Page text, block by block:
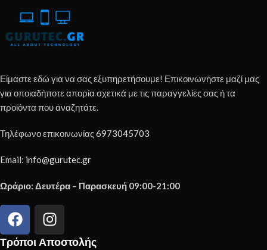
Είμαστε εδώ για να σας εξυπηρετήσουμε! Επικοινωνήστε μαζί μας
για οποιαδήποτε απορία σχετικά με τις παραγγελίες σας ή τα
προϊόντα που αναζητάτε.
Τηλέφωνο επικοινωνίας6973045703
Email: info@gurutec.gr
Ωράριο: Δευτέρα – Παρασκευή 09:00-21:00
Τρόποι Αποστολής